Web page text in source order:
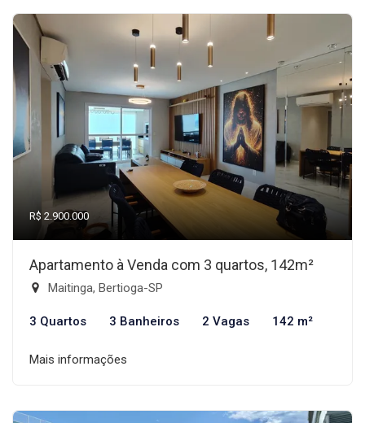
R$ 2.900.000
Apartamento à Venda com 3 quartos, 142m²
Maitinga, Bertioga-SP
3 Quartos 3 Banheiros 2 Vagas 142 m²
Mais informações